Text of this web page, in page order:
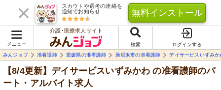
スカウトや選考の連絡を
通知でお知らせ
無料インストール
メニュー
介護･医療求人サイト
検索
ログインする
みんジョブ
准看護師 愛媛県の准看護師 新居浜市の准看護師 デイサービスいずみか
【8/4更新】デイサービスいずみかわ の准看護師のパ
ート・アルバイト求人